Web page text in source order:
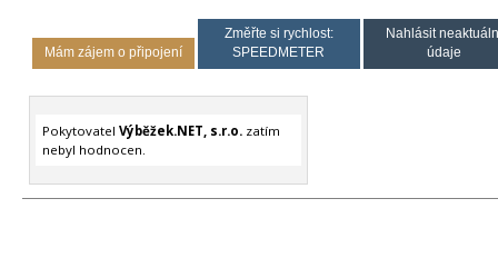
Mám zájem o připojení
Změřte si rychlost:
SPEEDMETER
Nahlásit
údaje
Pokytovatel Výběžek.NET, s.r.o.zatím
nebyl hodnocen.